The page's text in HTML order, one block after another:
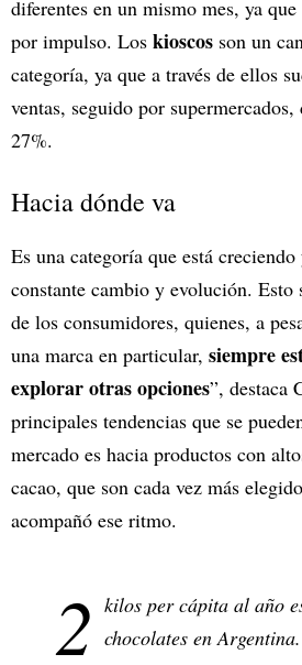
diferentes en un mismo mes, ya
por impulso. Los kioscos son un
categoría, ya que a través de ellos
ventas, seguido por
27%.
Hacia dónde va
Es una categoría que está
constante cambio y evolución. Esto
de los consumidores, quienes, a
una marca en particular, siempre
explorar otras opciones”, destaca
principales tendencias que se
mercado es hacia productos con
cacao, que son cada vez más
acompañó ese ritmo.
2 kilos per cápita al año
chocolates en Argentina.